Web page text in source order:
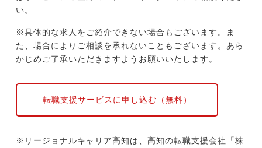
い。
※具体的な求人をご紹介できない場合もございます。ま
た、場合によりご相談を承れないこともございます。あら
かじめご了承いただきますようお願いいたします。
転職支援サービスに申し込む（無料）
※リージョナルキャリア高知は、高知の転職支援会社「株